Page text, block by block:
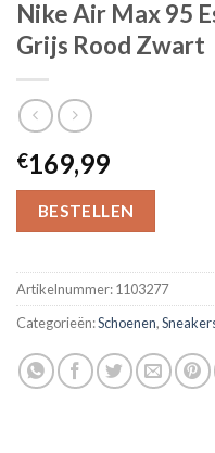
Nike Air Max 95
Grijs Rood Zwart
€169,99
BESTELLEN
Artikelnummer:1103277
Categorieën:Schoenen,